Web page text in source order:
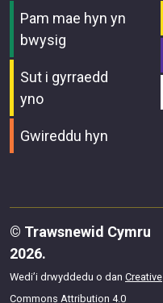
Pam mae hyn yn
bwysig
Sut i gyrraedd
yno
Gwireddu hyn
© Trawsnewid Cymru
2026.
Wedi’i drwyddedu o dan Creative
Commons Attribution 4.0